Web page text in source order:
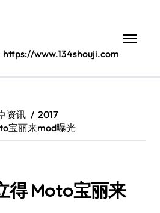
https://www.134shouji.com
资讯
2017
宝丽来mod曝光
得 Moto宝丽来